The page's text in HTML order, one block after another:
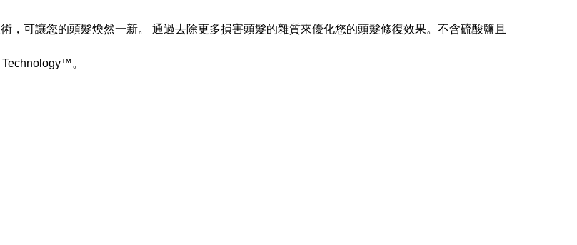
，可讓您的頭髮煥然一新。 通過去除更多損害頭髮的雜質來優化您的頭髮修復效果。不含硫酸鹽且
。